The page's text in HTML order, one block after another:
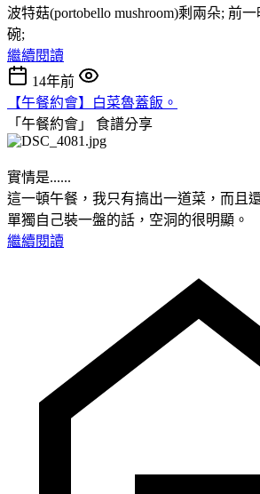
波特菇(portobello mushroom)剩兩朵; 前
碗;
繼續閱讀
14年前
【午餐約會】白菜魯蓋飯。
「午餐約會」 食譜分享
實情是......
這一頓午餐，我只有搞出一道菜，而且
單獨自己裝一盤的話，空洞的很明顯。
繼續閱讀